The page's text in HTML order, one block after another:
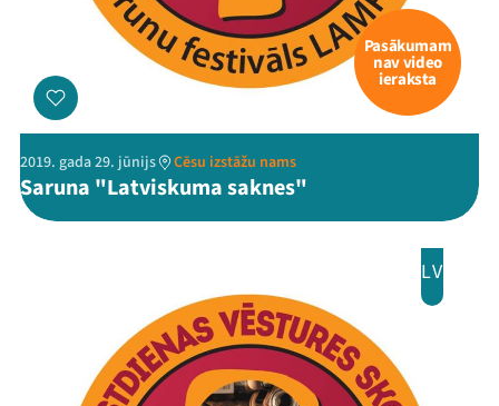
Pasākumam
nav video
ieraksta
2019. gada 29. jūnijs Cēsu izstāžu nams
Saruna "Latviskuma saknes"
LV